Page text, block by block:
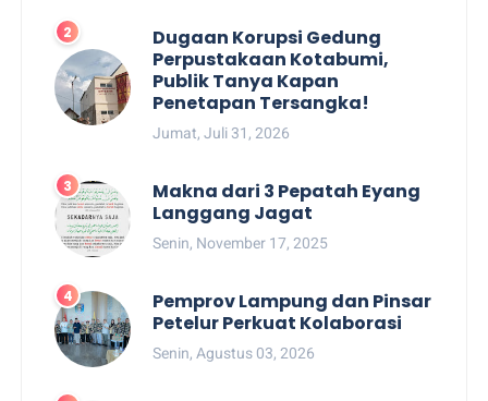
Dugaan Korupsi Gedung
Perpustakaan Kotabumi,
Publik Tanya Kapan
Penetapan Tersangka!
Jumat, Juli 31, 2026
Makna dari 3 Pepatah Eyang
Langgang Jagat
Senin, November 17, 2025
Pemprov Lampung dan Pinsar
Petelur Perkuat Kolaborasi
Senin, Agustus 03, 2026